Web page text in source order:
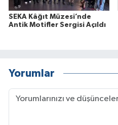
SEKA Kâğıt Müzesi’nde
Antik Motifler Sergisi Açıldı
Yorumlar